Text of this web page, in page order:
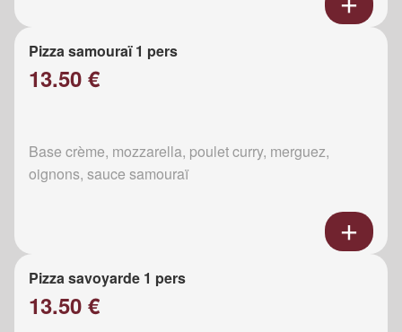
Pizza samouraï 1 pers
13.50 €
Base crème, mozzarella, poulet curry, merguez,
oignons, sauce samouraï
Pizza savoyarde 1 pers
13.50 €